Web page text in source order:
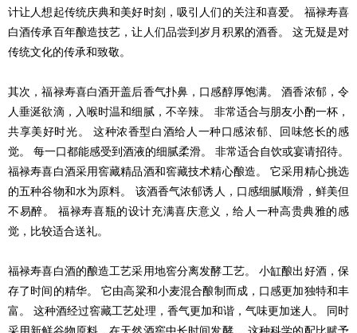
计让人想起传统庆典和美好时刻，吸引人们的关注和喜爱。 福禄寿喜
白酒传承百年酿造技艺，让人们品尝到岁月积累的酒香。 这无疑是对
传统文化的传承和致敬。
其次，福禄寿喜白酒开盖后香气扑鼻，口感醇厚饱满。 酒香浓郁，令
人垂涎欲滴，入喉时温和细腻，不辛辣。 非常适合与朋友小酌一杯，
共享美好时光。 这种浓香型白酒给人一种口感浓郁、回味悠长的感
觉。 每一口都能感受到酒液的细腻柔滑。 非常适合自饮或宴请招待。
福禄寿喜白酒采用窖藏精品酒和窖藏技术精心酿造。 它采用精心挑选
的五种谷物和水为原料。 该酒香气浓郁诱人，口感细腻顺滑，鲜美但
不易醉。 福禄寿喜瓶的设计充满喜庆意义，给人一种高贵典雅的感
觉，比较适合送礼。
福禄寿喜白酒的酿造工艺采用地窖分离发酵工艺。 小缸酿出好酒，保
存了时间的精华。 它由高粱和小麦混合酿制而成，口感更加独特和丰
富。 这种酒经过窖藏工艺处理，香气更加和谐，气味更加迷人。 同时